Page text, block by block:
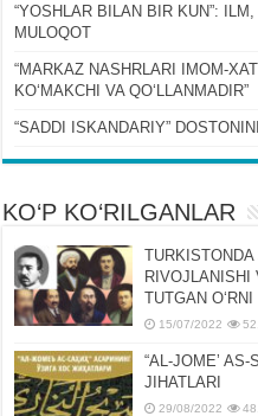
“YOSHLAR BILAN BIR KUN”:
MULOQOT
“MARKAZ NASHRLARI IMOM-
KOʻMAKCHI VA QOʻLLANMADIR”
“SADDI ISKANDARIY”
KO‘P KO‘RILGANLAR
RIVOJLANISHI
TUTGAN OʻRNI
15/07/2022
“AL-JOMEʼ AS-
JIHATLARI
29/08/2022